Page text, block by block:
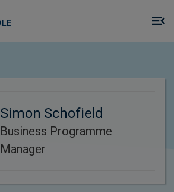
Simon Schofield
Business Programme
Manager